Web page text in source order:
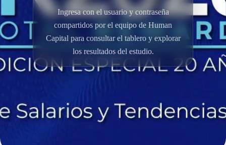
Ingresa con el usuario y contraseña
compartidos por el equipo de Human
Capital para consultar el tablero y explorar
los resultados del estudio.